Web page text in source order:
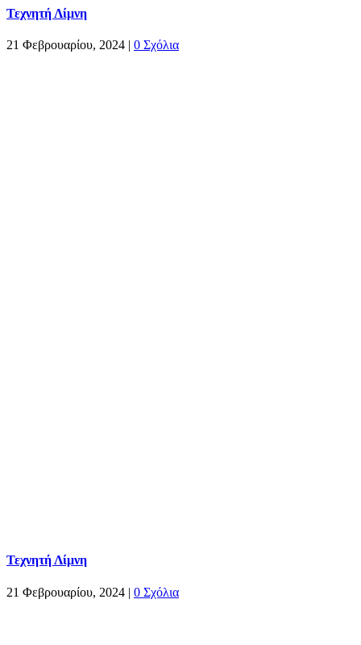
Τεχνητή Λίμνη
21 Φεβρουαρίου, 2024 | 0 Σχόλια
Τεχνητή Λίμνη
21 Φεβρουαρίου, 2024 | 0 Σχόλια